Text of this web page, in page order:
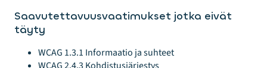
Saavutettavuusvaatimukset jotka eivät
täyty
WCAG 1.3.1 Informaatio ja suhteet